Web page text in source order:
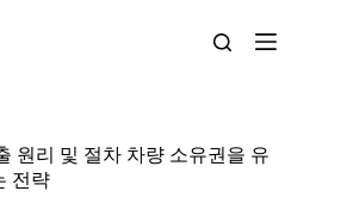
원리 및 절차 차량 소유권을 유
전략